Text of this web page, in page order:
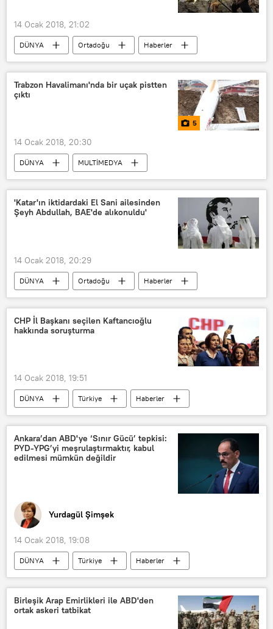
14 Ocak 2018, 21:02
DÜNYA Ortadoğu
Haberler
Suriye
Halep
Trabzon Havalimanı'nda bir uçak pistten
çıktı
5
14 Ocak 2018, 20:30
DÜNYA
MULTİMEDYA
Türkiye
FOTOĞRAF
Haberler
TÜRKİYE
Trabzon
Trabzon Havalimanı
Uçak
'Katar'ın iktidardaki El Sani ailesinden
Şeyh Abdullah, BAE'de alıkonuldu'
14 Ocak 2018, 20:29
DÜNYA Ortadoğu
Haberler
POLİTİKA
Katar
Abu Dabi
Şeyh Muhammed bin Zayid Al Nahyan
Şeyh Abdullah bin Ali
CHP İl Başkanı seçilen Kaftancıoğlu
hakkında soruşturma
14 Ocak 2018, 19:51
DÜNYA Türkiye
Haberler
POLİTİKA
TÜRKİYE
Canan Kaftancıoğlu
CHP
Soruşturma
Ankara’dan ABD'ye ‘Sınır Gücü’ tepkisi:
PYD-YPG’yi meşrulaştırmaktır, kabul
edilmesi mümkün değildir
Yurdagül Şimşek
14 Ocak 2018, 19:08
DÜNYA Türkiye
Haberler
ABD
TÜRKİYE
İbrahim Kalın
YPG
Birleşik Arap Emirlikleri ile ABD'den
ortak askeri tatbikat